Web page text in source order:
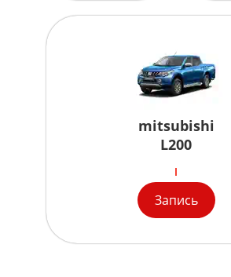
mitsubishi
L200
Запись